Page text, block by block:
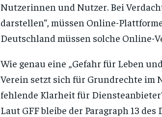
Nutzerinnen und Nutzer. Bei
darstellen“, müssen Online-
Deutschland müssen solche Online-
Wie genau eine „Gefahr für Leben
Verein setzt sich für Grundrechte im
fehlende Klarheit für
Laut GFF bleibe der Paragraph 13